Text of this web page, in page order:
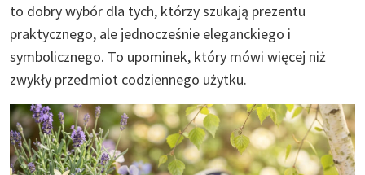
to dobry wybór dla tych, którzy szukają prezentu
praktycznego, ale jednocześnie eleganckiego i
symbolicznego. To upominek, który mówi więcej niż
zwykły przedmiot codziennego użytku.